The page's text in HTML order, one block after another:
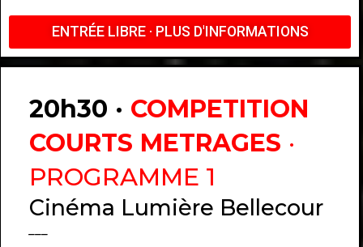
ENTRÉE LIBRE · PLUS D'INFORMATIONS
20h30 · COMPETITION
COURTS METRAGES ·
PROGRAMME 1
Cinéma Lumière Bellecour